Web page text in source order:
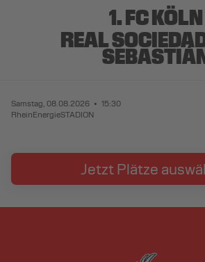
1. FC KÖLN
REAL
Samstag, 08.08.2026
15:30
RheinEnergieSTADION
Jetzt Plätze